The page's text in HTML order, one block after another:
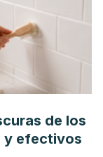
type
and
175.
Ahmed RR,
parsley, basil, and
induced
2016 Jan
de los
y efectivos